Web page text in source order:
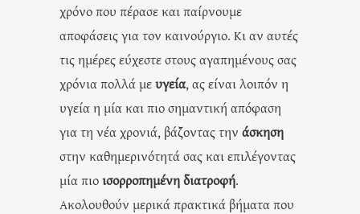
χρόνο που πέρασε και παίρνουμε
αποφάσεις για τον καινούργιο. Κι αν αυτές
τις ημέρες εύχεστε στους αγαπημένους σας
χρόνια πολλά μευγεία, ας είναι λοιπόν η
υγεία η μία και πιο σημαντική απόφαση
για τη νέα χρονιά, βάζοντας την άσκηση
στην καθημερινότητά σας και επιλέγοντας
μία πιοισορροπημένη διατροφή.
Ακολουθούν μερικά πρακτικά βήματα που